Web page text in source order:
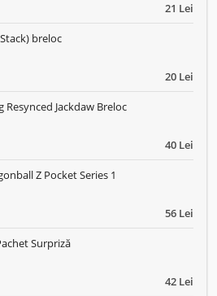
21 Lei
20 Lei
breloc
40 Lei
Resynced Jackdaw Breloc
56 Lei
Z Pocket Series 1
42 Lei
Surpriză